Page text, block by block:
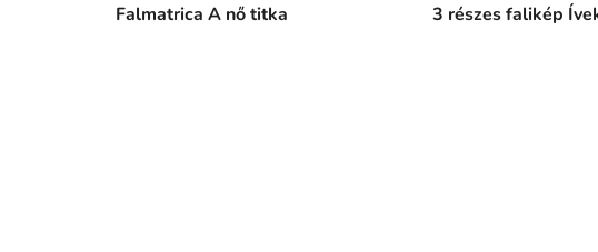
Falmatrica A nő titka 3 részes falikép